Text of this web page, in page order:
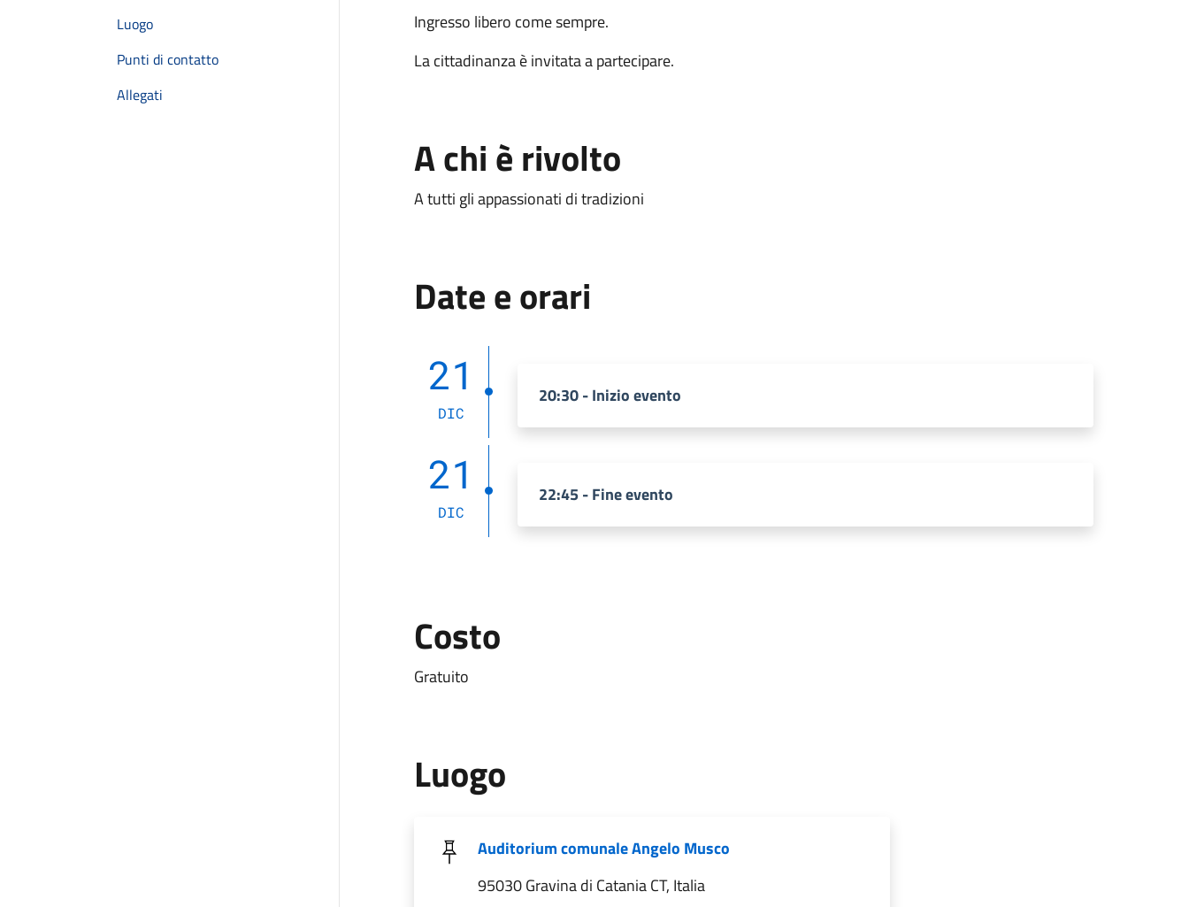
Luogo
Punti di contatto
Allegati
Ingresso libero come sempre.
La cittadinanza è invitata a partecipare.
A chi è rivolto
A tutti gli appassionati di tradizioni
Date e orari
21
DIC
20:30 - Inizio evento
21
DIC
22:45 - Fine evento
Costo
Gratuito
Luogo
Auditorium comunale Angelo Musco
95030 Gravina di Catania CT, Italia